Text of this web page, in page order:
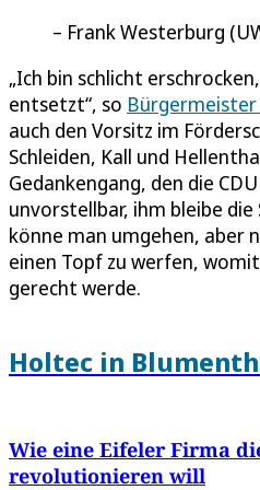
Frank Westerburg
„Ich bin schlicht
entsetzt“, so
auch den Vorsitz im
Schleiden, Kall und
Gedankengang, den die
unvorstellbar, ihm bleibe
könne man umgehen, aber
einen Topf zu werfen,
gerecht werde.
Holtec in
Wie eine Eifeler Firma
revolutionieren will